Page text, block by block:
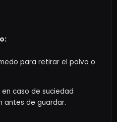
para retirar el polvo o
caso de suciedad
antes de guardar.